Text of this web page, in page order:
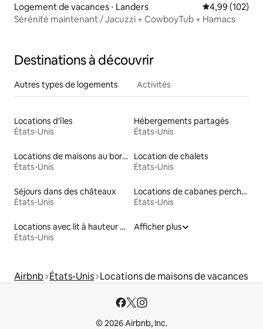
Logement de vacances ⋅ Landers Évaluation
4,99 (102)
Sérénité maintenant / Jacuzzi + CowboyTub + Hamacs
Destinations à découvrir
Autres types de logements Activités
Locations d'îles
États-Unis
Hébergements partagés
États-Unis
Locations de maisons au bord d'un lac
États-Unis
Location de chalets
États-Unis
Séjours dans des châteaux
États-Unis
Locations de cabanes perchées
États-Unis
Locations avec lit à hauteur adaptée
États-Unis
Afficher plus
Airbnb États-Unis Locations de maisons de vacances
© 2026 Airbnb, Inc.